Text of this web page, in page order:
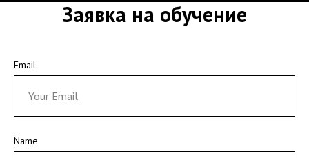
Заявка на обучение
Email
Name